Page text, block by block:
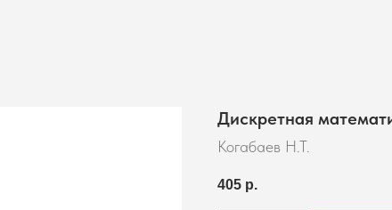
Дискретная
Когабаев Н.Т.
405 р.